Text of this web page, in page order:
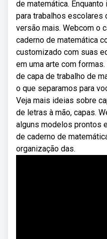
de matemática.
para trabalhos escolares
versão mais. Webcom o
caderno de matemática
customizado com suas
em uma arte com
de capa de trabalho de
o que separamos para
Veja mais ideias sobre
de letras à mão, capas.
alguns modelos prontos
de caderno de
organização das.